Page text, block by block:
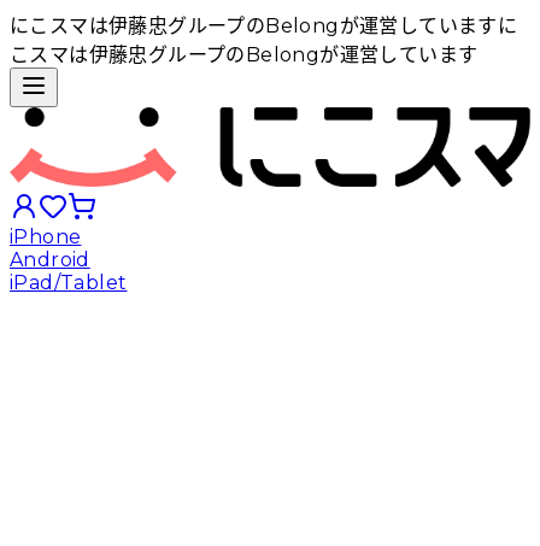
にこスマは伊藤忠グループのBelongが運営しています に
こスマは伊藤忠グループのBelongが運営しています
iPhone
Android
iPad/Tablet